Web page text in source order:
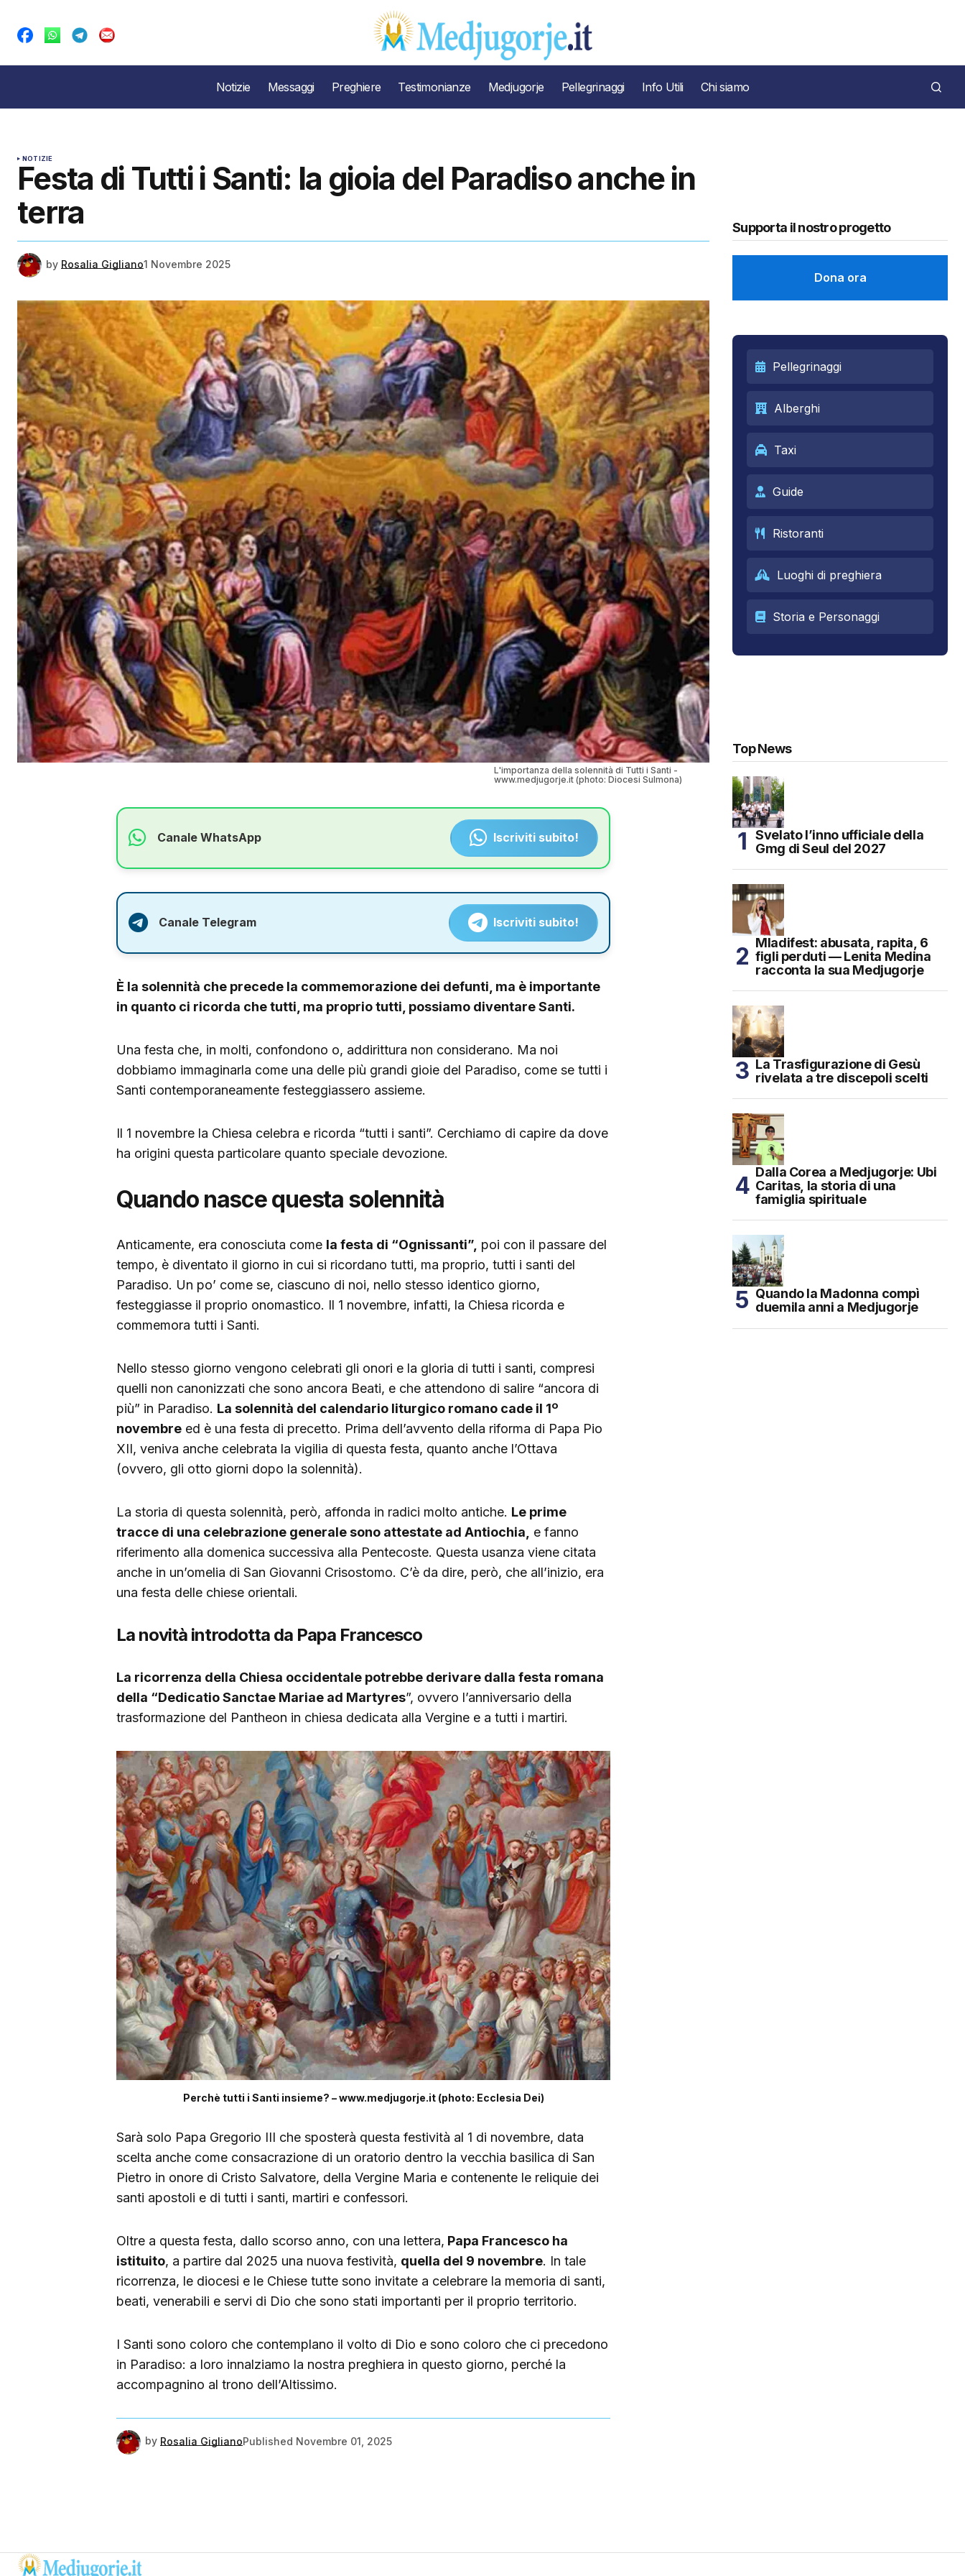
Notizie Messaggi Preghiere Testimonianze Medjugorje Pellegrinaggi Info Utili Chi siamo
NOTIZIE
Festa di Tutti i Santi: la gioia del Paradiso anche in
terra
by Rosalia Gigliano1 Novembre 2025
L'importanza della solennità di Tutti i Santi -
www.medjugorje.it (photo: Diocesi Sulmona)
Canale WhatsApp Iscriviti subito!
Canale Telegram Iscriviti subito!
È la solennità che precede la commemorazione dei defunti, ma è importante
in quanto ci ricorda che tutti, ma proprio tutti, possiamo diventare Santi.
Una festa che, in molti, confondono o, addirittura non considerano. Ma noi
dobbiamo immaginarla come una delle più grandi gioie del Paradiso, come se tutti i
Santi contemporaneamente festeggiassero assieme.
Il 1 novembre la Chiesa celebra e ricorda “tutti i santi”. Cerchiamo di capire da dove
ha origini questa particolare quanto speciale devozione.
Quando nasce questa solennità
Anticamente, era conosciuta come la festa di “Ognissanti”, poi con il passare del
tempo, è diventato il giorno in cui si ricordano tutti, ma proprio, tutti i santi del
Paradiso. Un po’ come se, ciascuno di noi, nello stesso identico giorno,
festeggiasse il proprio onomastico. Il 1 novembre, infatti, la Chiesa ricorda e
commemora tutti i Santi.
Nello stesso giorno vengono celebrati gli onori e la gloria di tutti i santi, compresi
quelli non canonizzati che sono ancora Beati, e che attendono di salire “ancora di
più” in Paradiso. La solennità del calendario liturgico romano cade il 1º
novembre ed è una festa di precetto. Prima dell’avvento della riforma di Papa Pio
XII, veniva anche celebrata la vigilia di questa festa, quanto anche l’Ottava
(ovvero, gli otto giorni dopo la solennità).
La storia di questa solennità, però, affonda in radici molto antiche. Le prime
tracce di una celebrazione generale sono attestate ad Antiochia,
e fanno
riferimento alla domenica successiva alla Pentecoste. Questa usanza viene citata
anche in un’omelia di San Giovanni Crisostomo. C’è da dire, però, che all’inizio, era
una festa delle chiese orientali.
La novità introdotta da Papa Francesco
La ricorrenza della Chiesa occidentale potrebbe derivare dalla festa romana
della “Dedicatio Sanctae Mariae ad Martyres”, ovvero l’anniversario della
trasformazione del Pantheon in chiesa dedicata alla Vergine e a tutti i martiri.
Perchè tutti i Santi insieme? – www.medjugorje.it (photo: Ecclesia Dei)
Sarà solo Papa Gregorio III che sposterà questa festività al 1 di novembre, data
scelta anche come consacrazione di un oratorio dentro la vecchia basilica di San
Pietro in onore di Cristo Salvatore, della Vergine Maria e contenente le reliquie dei
santi apostoli e di tutti i santi, martiri e confessori.
Oltre a questa festa, dallo scorso anno, con una lettera, Papa Francesco ha
istituito, a partire dal 2025 una nuova festività, quella del 9 novembre. In tale
ricorrenza, le diocesi e le Chiese tutte sono invitate a celebrare la memoria di santi,
beati, venerabili e servi di Dio che sono stati importanti per il proprio territorio.
I Santi sono coloro che contemplano il volto di Dio e sono coloro che ci precedono
in Paradiso: a loro innalziamo la nostra preghiera in questo giorno, perché la
accompagnino al trono dell’Altissimo.
by Rosalia GiglianoPublished Novembre 01, 2025
Supporta il nostro progetto
Dona ora
Pellegrinaggi
Alberghi
Taxi
Guide
Ristoranti
Luoghi di preghiera
Storia e Personaggi
Top News
Svelato l’inno ufficiale della
Gmg di Seul del 2027
Mladifest: abusata, rapita, 6
figli perduti — Lenita Medina
racconta la sua Medjugorje
La Trasfigurazione di Gesù
rivelata a tre discepoli scelti
Dalla Corea a Medjugorje: Ubi
Caritas, la storia di una
famiglia spirituale
Quando la Madonna compì
duemila anni a Medjugorje